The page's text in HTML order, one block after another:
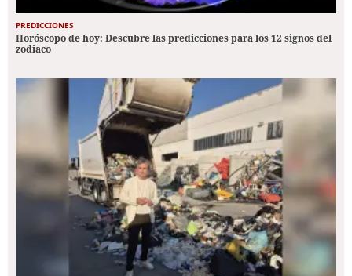
PREDICCIONES
Horóscopo de hoy: Descubre las predicciones para los 12 signos del
zodiaco